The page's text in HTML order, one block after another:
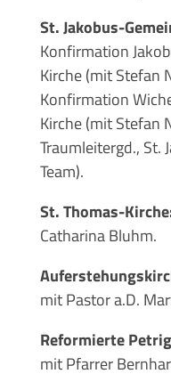
St. Jakobus-
Konfirmation
Kirche (mit Stefan
Konfirmation
Kirche (mit Stefan
Traumleitergd., St.
Team).
St. Thomas-
Catharina Bluhm.
mit Pastor a.D.
Reformierte
mit Pfarrer